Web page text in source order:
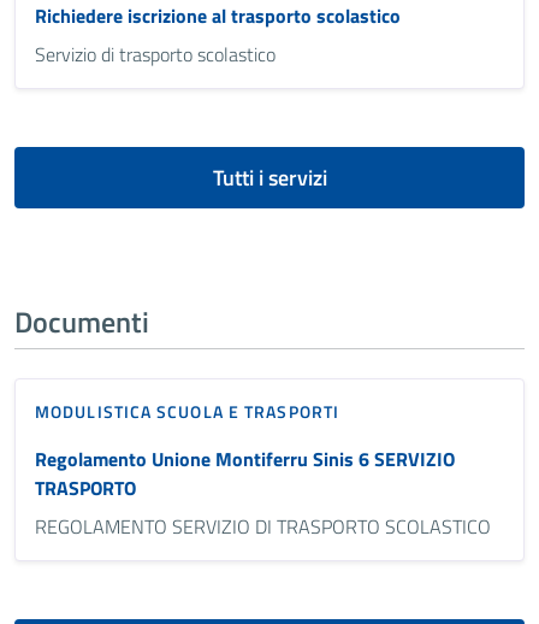
Richiedere iscrizione al trasporto scolastico
Servizio di trasporto scolastico
Tutti i servizi
Documenti
MODULISTICA SCUOLA E TRASPORTI
Regolamento Unione Montiferru Sinis 6 SERVIZIO
TRASPORTO
REGOLAMENTO SERVIZIO DI TRASPORTO SCOLASTICO